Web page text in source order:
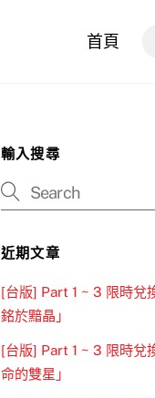
首頁
輸入搜尋
近期文章
[台版] Part 1 ~ 3 限時兌
銘於黯晶」
[台版] Part 1 ~ 3 限時兌
命的雙星」